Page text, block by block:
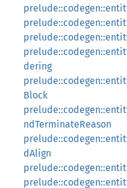
dering
Block
ndTerminateReason
dAlign